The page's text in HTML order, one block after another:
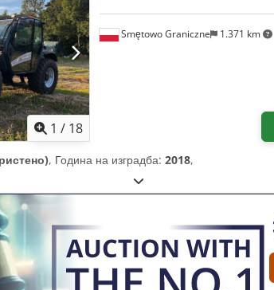
1 / 18
Smętowo Graniczne 1.371 km
, Година на изградба: 2018,